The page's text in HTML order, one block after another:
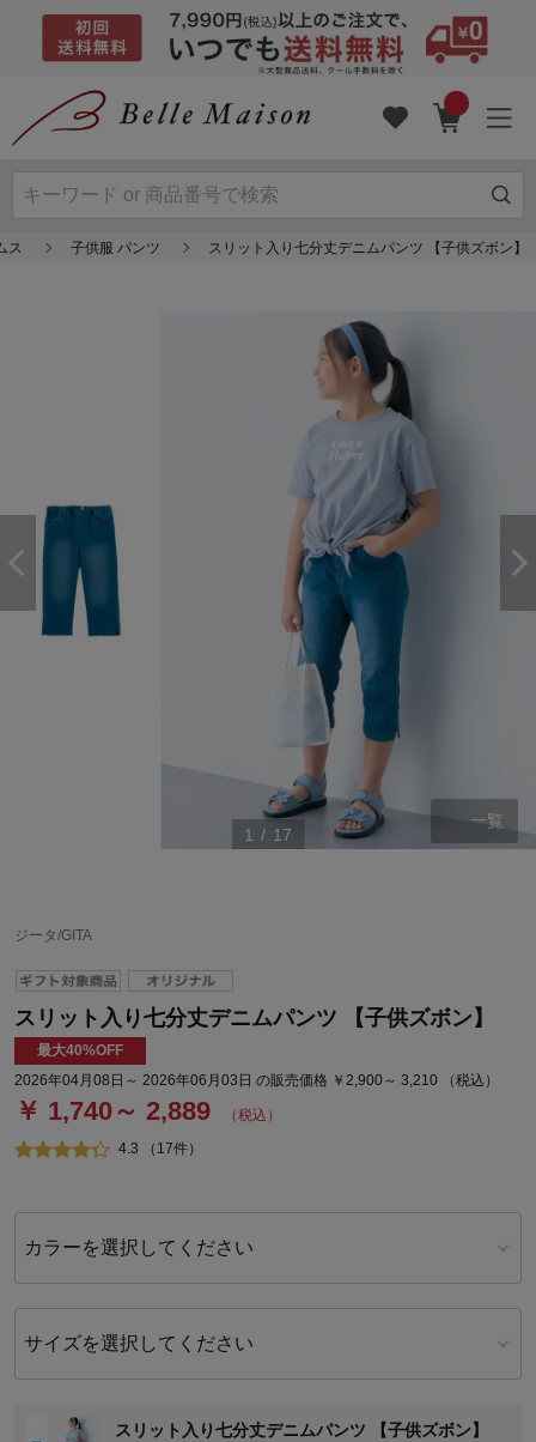
ス 子供服 パンツ スリット入り七分丈デニムパンツ 【子供ズボン】
1 / 17
一覧
ジータ/GITA
スリット入り七分丈デニムパンツ 【子供ズボン】
最大40%OFF
2026年04月08日～ 2026年06月03日 の販売価格 ￥2,900～ 3,210 （税込）
￥ 1,740～ 2,889 （税込）
4.3 （17件）
カラーを選択してください
サイズを選択してください
スリット入り七分丈デニムパンツ 【子供ズボン】